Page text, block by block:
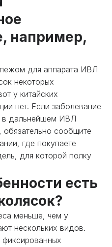
например,
для аппарата ИВЛ
некоторых
у китайских
нет. Если заболевание
в дальнейшем ИВЛ
сообщите
где покупаете
для которой полку
есть
меньше, чем у
нескольких видов.